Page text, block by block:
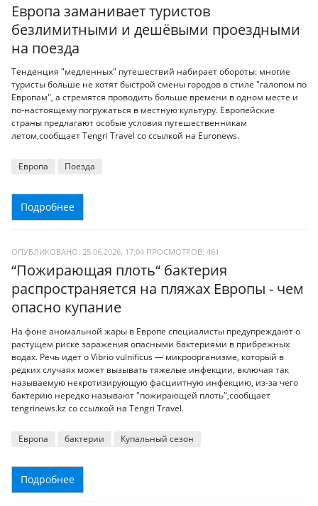
Европа заманивает туристов
безлимитными и дешёвыми проездными
на поезда
Тенденция "медленных" путешествий набирает обороты: многие
туристы больше не хотят быстрой смены городов в стиле "галопом по
Европам", а стремятся проводить больше времени в одном месте и
по‑настоящему погружаться в местную культуру. Европейские
страны предлагают особые условия путешественникам
летом,сообщает Tengri Travel со ссылкой на Euronews.
Европа Поезда
Подробнее
ОПУБЛИКОВАНО: 25.06.2026, 17:04 ПРОСМОТРОВ: 461
“Пожирающая плоть“ бактерия
распространяется на пляжах Европы - чем
опасно купание
На фоне аномальной жары в Европе специалисты предупреждают о
растущем риске заражения опасными бактериями в прибрежных
водах. Речь идет о Vibrio vulnificus — микроорганизме, который в
редких случаях может вызывать тяжелые инфекции, включая так
называемую некротизирующую фасциитную инфекцию, из-за чего
бактерию нередко называют "пожирающей плоть",сообщает
tengrinews.kz со ссылкой на Tengri Travel.
Европа бактерии Купальный сезон
Подробнее